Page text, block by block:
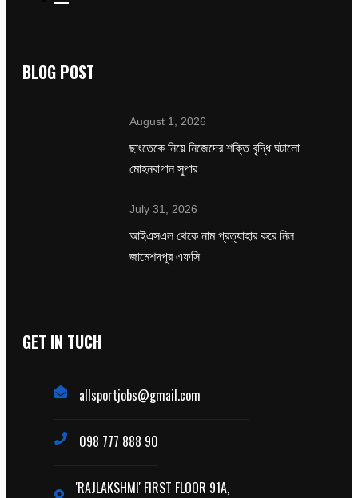
BLOG POST
August 1, 2026
ছাংতেকে নিয়ে নিজেদের শক্তি বৃদ্ধি ঘটালো
মোহনবাগান সুপার
July 31, 2026
‌আইএসএল থেকে নাম প্রত্যাহার করে নিল
জামেশদপুর এফসি
GET IN TUCH
allsportjobs@gmail.com
098 777 888 90
'RAJLAKSHMI' FIRST FLOOR 91A,